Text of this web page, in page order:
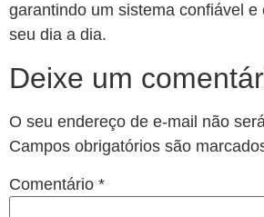
garantindo um sistema confiável e
seu dia a dia.
Deixe um
O seu endereço de e-mail não
Campos obrigatórios são
Comentário *